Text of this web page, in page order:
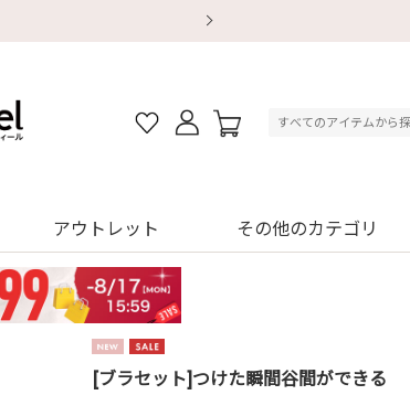
アウトレット その他のカテゴリ
[ブラセット]つけた瞬間谷間ができる